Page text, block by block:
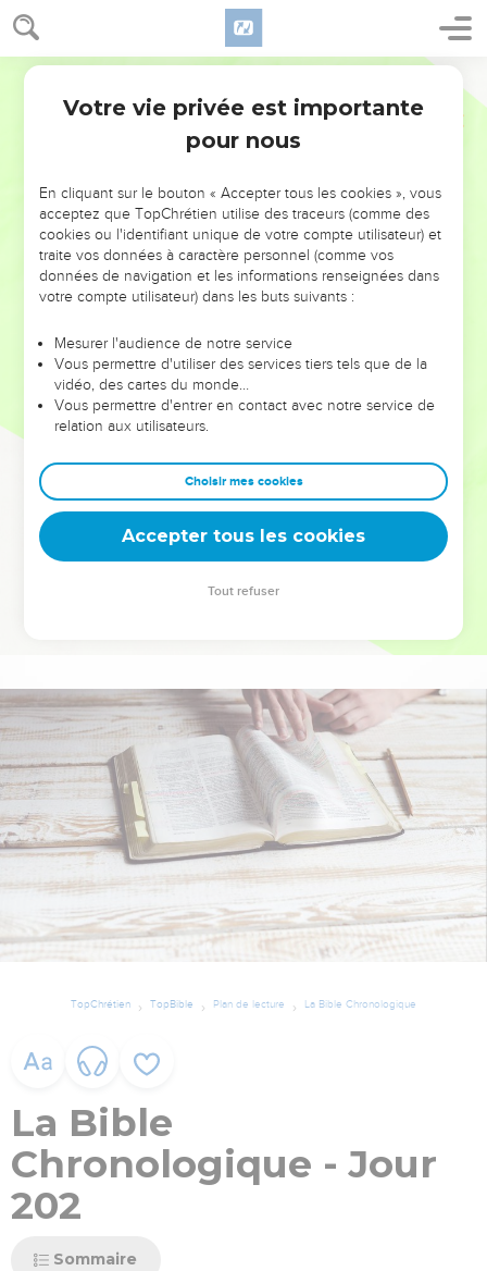
NE MANQUEZ PAS L’ÉVÉNEMENT
DE L’ANNÉE !
ET SI LEURS ERREURS POUVAIENT VOUS ÉVITER LES
VOTRES ?
leur foi ou leur vision. Mais on voit moins les doutes, les erreurs
et les saisons difficiles qu'ils ont traversés, alors même que ce
sont elles qui les ont façonnés.
Dans cette conférence, leaders, entrepreneurs, et responsables
clés pour avancer avec plus de sagesse afin que leurs erreurs
deviennent vos tremplins. Que vous guidiez un ministère, une
équipe, un groupe ou une famille, leur expérience est faite
TopChrétien TopBible Plan de lecture La Bible Chronologique
La Bible
Chronologique - Jour
202
Sommaire
Votre vie privée est importante
pour nous
En cliquant sur le bouton « Accepter tous les cookies », vous
acceptez que TopChrétien utilise des traceurs (comme des
cookies ou l'identifiant unique de votre compte utilisateur) et
traite vos données à caractère personnel (comme vos
données de navigation et les informations renseignées dans
votre compte utilisateur) dans les buts suivants :
Mesurer l'audience de notre service
Vous permettre d'utiliser des services tiers tels que de la
vidéo, des cartes du monde…
Vous permettre d'entrer en contact avec notre service de
relation aux utilisateurs.
Choisir mes cookies
Accepter tous les cookies
Tout refuser